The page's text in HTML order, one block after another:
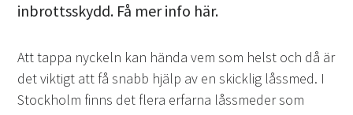
inbrottsskydd. Få mer info här.
Att tappa nyckeln kan hända vem som helst och då är
det viktigt att få snabb hjälp av en skicklig låssmed. I
Stockholm finns det flera erfarna låssmeder som